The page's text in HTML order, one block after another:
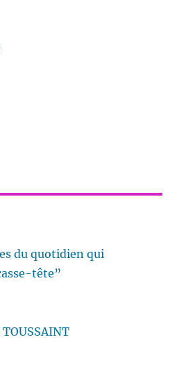
du quotidien qui
tête”
TOUSSAINT